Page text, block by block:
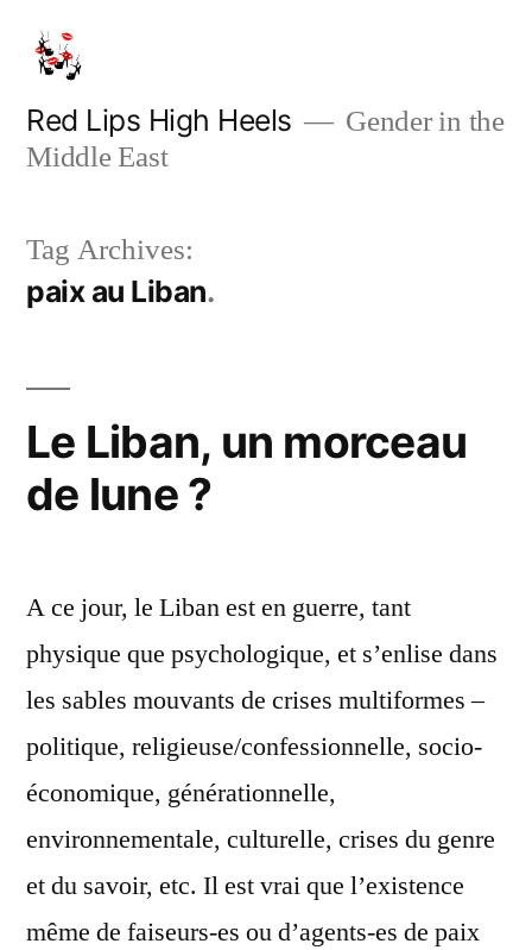
content
Red Lips High Heels
Gender in the
Middle East
Tag Archives:
paix au Liban
Le Liban, un morceau
de lune ?
A ce jour, le Liban est en guerre, tant
physique que psychologique, et s’enlise dans
les sables mouvants de crises multiformes –
politique, religieuse/confessionnelle, socio-
économique, générationnelle,
environnementale, culturelle, crises du genre
et du savoir, etc. Il est vrai que l’existence
même de faiseurs-es ou d’agents-es de paix